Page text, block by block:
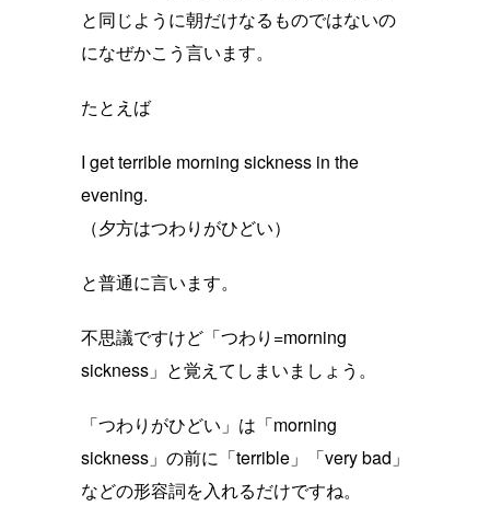
と同じように朝だけなるものではないの
になぜかこう言います。
たとえば
I get terrible morning sickness in the
evening.
（夕方はつわりがひどい）
と普通に言います。
不思議ですけど「つわり=morning
sickness」と覚えてしまいましょう。
「つわりがひどい」は「morning
sickness」の前に「terrible」「very bad」
などの形容詞を入れるだけですね。